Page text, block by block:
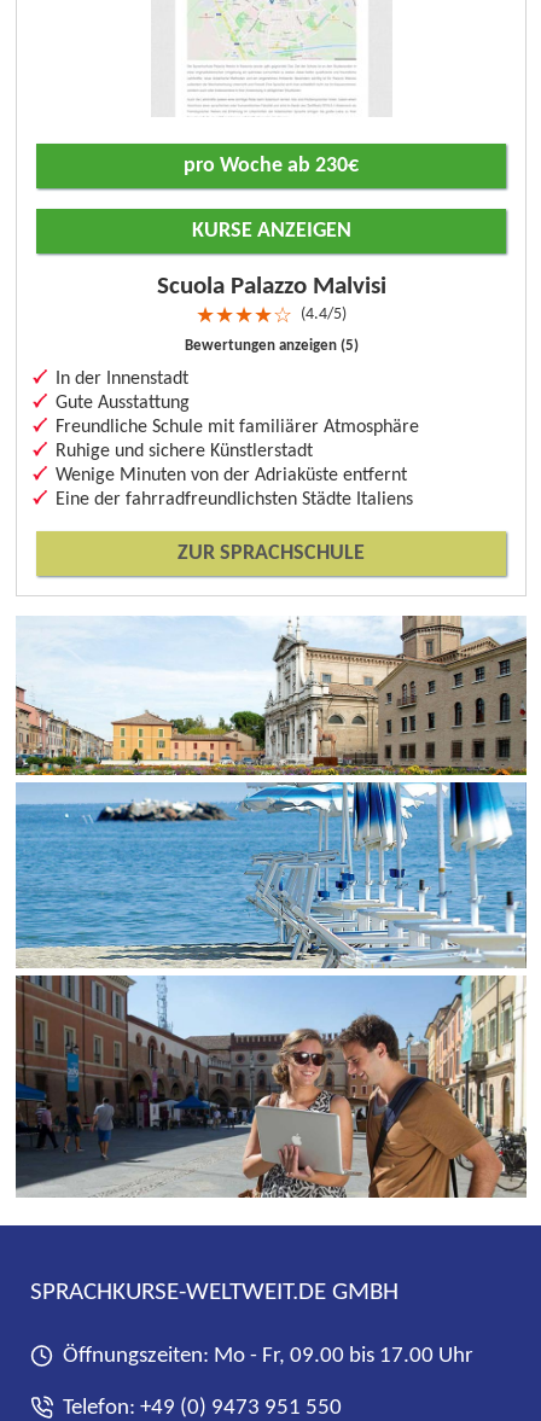
Scuola Palazzo Malvisi
★★★★☆ 4.4/5
Bewertungen anzeigen (5)
In der Innenstadt
Gute Ausstattung
Freundliche Schule mit familiärer Atmosphäre
Ruhige und sichere Künstlerstadt
Wenige Minuten von der Adriaküste entfernt
Eine der fahrradfreundlichsten Städte Italiens
ZUR SPRACHSCHULE
pro Woche ab 230€
KURSE ANZEIGEN
SPRACHKURSE-WELTWEIT.DE GMBH
Öffnungszeiten: Mo - Fr, 09.00 bis 17.00 Uhr
Telefon: +49 (0) 9473 951 550